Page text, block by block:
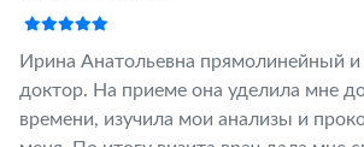
Ирина Анатольевна прямолинейный и
доктор. На приеме она уделила мне
времени, изучила мои анализы и